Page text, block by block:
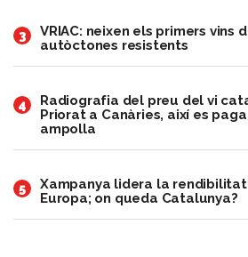
3
VRIAC: neixen els primers vins
autòctones resistents
4
Radiografia del preu del vi
Priorat a Canàries, així es
ampolla
5
Xampanya lidera la rendibilitat
Europa; on queda Catalunya?